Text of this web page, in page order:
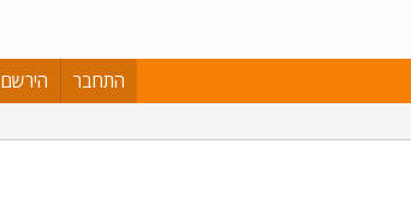
התחבר הירשם